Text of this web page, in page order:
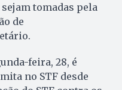
tomadas pela
de
feira, 28, é
no STF desde